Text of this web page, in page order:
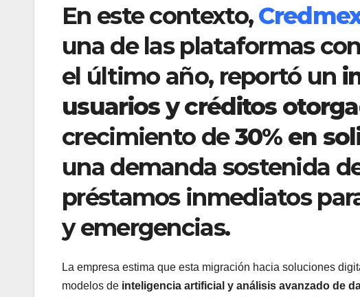
En este contexto,
una de las plataformas
el último año, reportó un
usuarios y créditos
crecimiento de30% en
una demanda sostenida
préstamos inmediatos
y emergencias.
La empresa estima que esta migración hacia soluciones
modelos de inteligencia artificial y análisis avanzado de